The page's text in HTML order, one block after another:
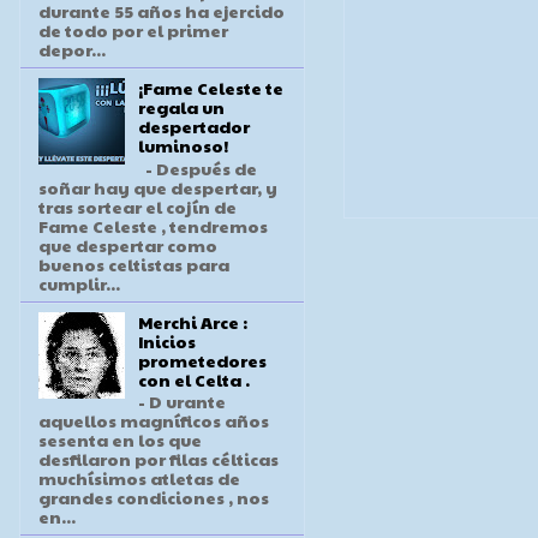
durante 55 años ha ejercido
de todo por el primer
depor...
¡Fame Celeste te
regala un
despertador
luminoso!
- Después de
soñar hay que despertar, y
tras sortear el cojín de
Fame Celeste , tendremos
que despertar como
buenos celtistas para
cumplir...
Merchi Arce :
Inicios
prometedores
con el Celta .
- D urante
aquellos magníficos años
sesenta en los que
desfilaron por filas célticas
muchísimos atletas de
grandes condiciones , nos
en...